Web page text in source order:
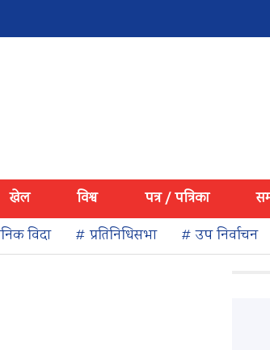
खेल विश्व पत्र / पत्रिका
विदा # प्रतिनिधिसभा # उप निर्वाचन